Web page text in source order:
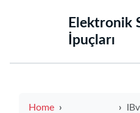
‌Elektronik
İpuçları‌
Home
IBvape